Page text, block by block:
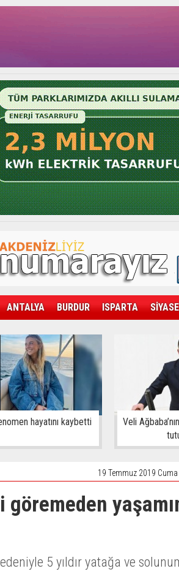
ANTALYA BURDUR ISPARTA
EKONOMİ DÜNYA
hayatını kaybetti
Veli
19 Temmuz 2019
5 yıldır yatağa ve